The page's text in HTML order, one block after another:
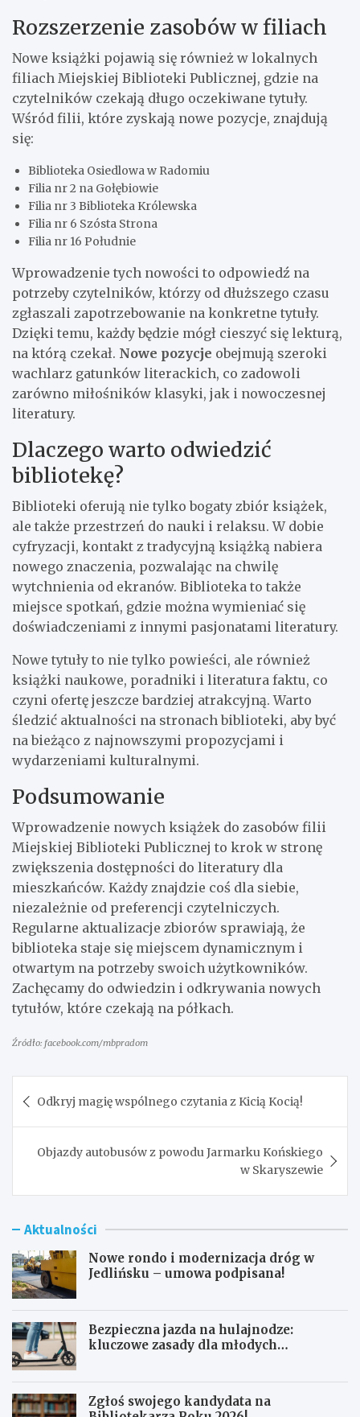
Rozszerzenie zasobów w filiach
Nowe książki pojawią się również w lokalnych
filiach Miejskiej Biblioteki Publicznej, gdzie na
czytelników czekają długo oczekiwane tytuły.
Wśród filii, które zyskają nowe pozycje, znajdują
się:
Biblioteka Osiedlowa w Radomiu
Filia nr 2 na Gołębiowie
Filia nr 3 Biblioteka Królewska
Filia nr 6 Szósta Strona
Filia nr 16 Południe
Wprowadzenie tych nowości to odpowiedź na
potrzeby czytelników, którzy od dłuższego czasu
zgłaszali zapotrzebowanie na konkretne tytuły.
Dzięki temu, każdy będzie mógł cieszyć się lekturą,
na którą czekał. Nowe pozycje obejmują szeroki
wachlarz gatunków literackich, co zadowoli
zarówno miłośników klasyki, jak i nowoczesnej
literatury.
Dlaczego warto odwiedzić
bibliotekę?
Biblioteki oferują nie tylko bogaty zbiór książek,
ale także przestrzeń do nauki i relaksu. W dobie
cyfryzacji, kontakt z tradycyjną książką nabiera
nowego znaczenia, pozwalając na chwilę
wytchnienia od ekranów. Biblioteka to także
miejsce spotkań, gdzie można wymieniać się
doświadczeniami z innymi pasjonatami literatury.
Nowe tytuły to nie tylko powieści, ale również
książki naukowe, poradniki i literatura faktu, co
czyni ofertę jeszcze bardziej atrakcyjną. Warto
śledzić aktualności na stronach biblioteki, aby być
na bieżąco z najnowszymi propozycjami i
wydarzeniami kulturalnymi.
Podsumowanie
Wprowadzenie nowych książek do zasobów filii
Miejskiej Biblioteki Publicznej to krok w stronę
zwiększenia dostępności do literatury dla
mieszkańców. Każdy znajdzie coś dla siebie,
niezależnie od preferencji czytelniczych.
Regularne aktualizacje zbiorów sprawiają, że
biblioteka staje się miejscem dynamicznym i
otwartym na potrzeby swoich użytkowników.
Zachęcamy do odwiedzin i odkrywania nowych
tytułów, które czekają na półkach.
Źródło: facebook.com/mbpradom
wpisu
Odkryj magię wspólnego czytania z Kicią Kocią!
Objazdy autobusów z powodu Jarmarku Końskiego
w Skaryszewie
Aktualności
Nowe rondo i modernizacja dróg w
Jedlińsku – umowa podpisana!
Bezpieczna jazda na hulajnodze:
kluczowe zasady dla młodych
Zgłoś swojego kandydata na